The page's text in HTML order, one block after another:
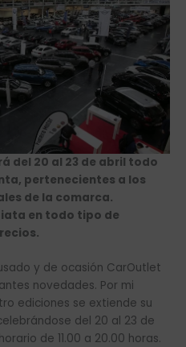
del 20 al 23 de abril todo
pertenecientes a los
de la comarca.
en todo tipo de
y de ocasión CarOutlet
novedades. Por mi
ediciones se extiende su
del 20 al 23 de
de 11.00 a 20.00 horas.